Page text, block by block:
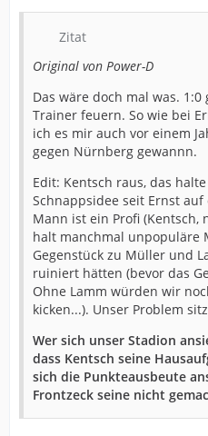
Zitat
Original von Power-D
Das wäre doch mal was.
Trainer feuern. So wie bei
ich es mir auch vor einem
gegen Nürnberg gewannn.
Edit: Kentsch raus, das
Schnappsidee seit Ernst
Mann ist ein Profi (Kentsch,
halt manchmal unpopuläre
Gegenstück zu Müller und
ruiniert hätten (bevor das
Ohne Lamm würden wir
kicken...). Unser Problem
Wer sich unser Stadion
dass Kentsch seine
sich die Punkteausbeute
Frontzeck seine nicht